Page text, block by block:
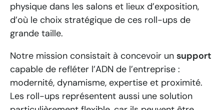
physique dans les salons et lieux d’exposition,
d’où le choix stratégique de ces roll-ups de
grande taille.
Notre mission consistait à concevoir un support
capable de refléter l’ADN de l’entreprise :
modernité, dynamisme, expertise et proximité.
Les roll-ups représentent aussi une solution